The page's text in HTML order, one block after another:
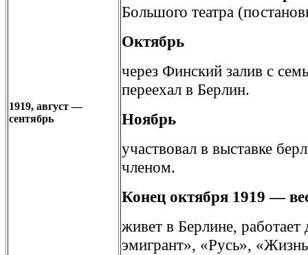
1919, август —
сентябрь
Большого театра
Октябрь
через Финский залив с
переехал в Берлин.
Ноябрь
участвовал в выставке
членом.
Конец октября 1919 —
живет в Берлине,
эмигрант», «Русь»,